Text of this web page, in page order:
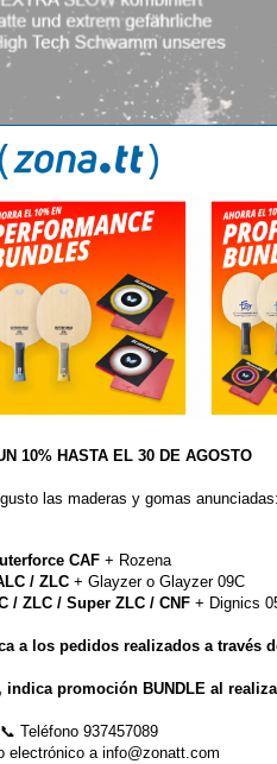
defensiva der-materialspezialist
defensivo!
10% HASTA EL 30 DE AGOSTO
las maderas y gomas anunciadas:
CAF+ Rozena
/ ZLC + Glayzer o Glayzer 09C
/ ZLC / Super ZLC / CNF + Dignics
a los pedidos realizados a través
indica promoción BUNDLE al
📞 Teléfono 937457089
electrónico a info@zonatt.com